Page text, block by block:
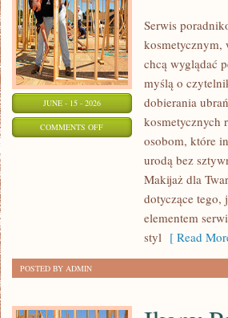
JUNE - 15 - 2026
COMMENTS OFFON
Serwis
kosmetycznym,
chcą wyglądać
myślą o
dobierania
kosmetycznych
osobom, które
urodą bez
Makijaż dla
dotyczące tego,
elementem
styl [ Read
POSTED BY ADMIN